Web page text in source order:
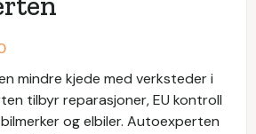
mindre kjede med verksteder i
tilbyr reparasjoner, EU kontroll
og elbiler. Autoexperten